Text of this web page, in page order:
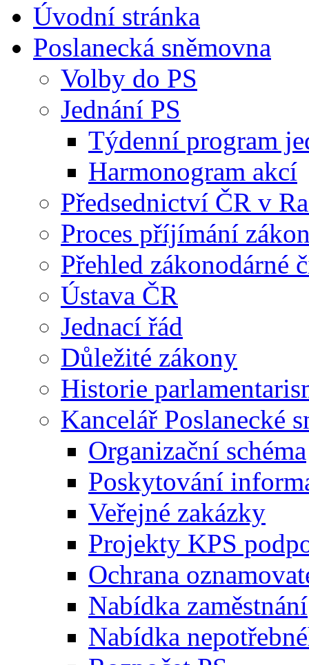
Úvodní stránka
Poslanecká sněmovna
Volby do PS
Jednání PS
Týdenní program
Harmonogram akcí
Předsednictví ČR v
Proces příjímání
Přehled zákonodárné
Ústava ČR
Jednací řád
Důležité zákony
Historie
Kancelář Poslanecké
Organizační schéma
Poskytování
Veřejné zakázky
Projekty KPS
Ochrana
Nabídka zaměstnání
Nabídka